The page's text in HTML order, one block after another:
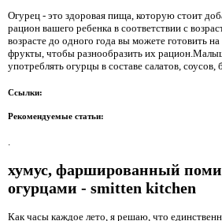
Огурец - это здоровая пища, которую стоит
рацион вашего ребенка в соответствии с
возрасте до одного года вы можете готовить на
фрукты, чтобы разнообразить их
употреблять огурцы в составе салатов, соусов,
Ссылки:
Рекомендуемые статьи:
хумус, фаршированный
огурцами - smitten kitchen
Как часы каждое лето, я решаю, что